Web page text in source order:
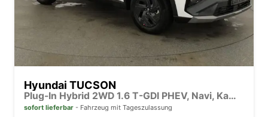
Hyundai TUCSON
Plug-In Hybrid 2WD 1.6 T-GDI PHEV, Navi, Kamera, Side, Winter
sofort lieferbar Fahrzeug mit Tageszulassung